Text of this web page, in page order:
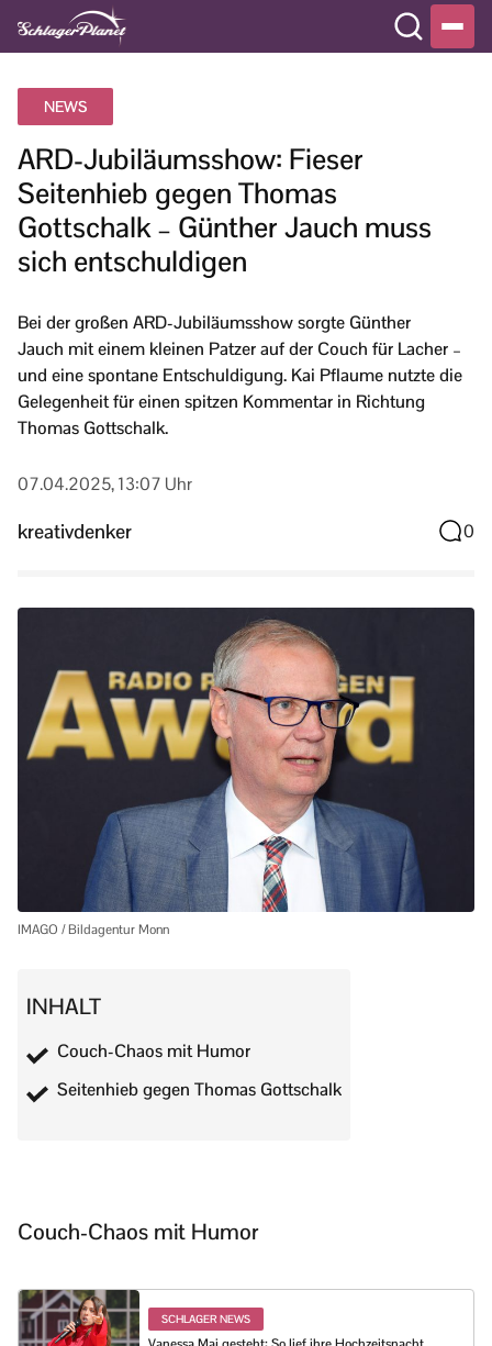
NEWS
ARD-Jubiläumsshow: Fieser
Seitenhieb gegen Thomas
Gottschalk – Günther Jauch muss
sich entschuldigen
Bei der großen ARD-Jubiläumsshow sorgte Günther
Jauch mit einem kleinen Patzer auf der Couch für Lacher –
und eine spontane Entschuldigung. Kai Pflaume nutzte die
Gelegenheit für einen spitzen Kommentar in Richtung
Thomas Gottschalk.
07.04.2025, 13:07 Uhr
kreativdenker 0
IMAGO / Bildagentur Monn
INHALT
Couch-Chaos mit Humor
Seitenhieb gegen Thomas Gottschalk
Couch-Chaos mit Humor
SCHLAGER NEWS